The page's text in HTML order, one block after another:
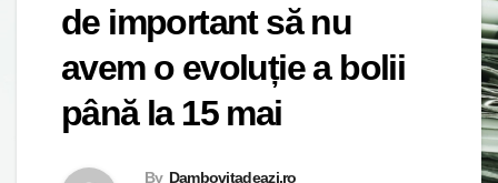
de important să nu
avem o evoluție a bolii
până la 15 mai
By Dambovitadeazi.ro